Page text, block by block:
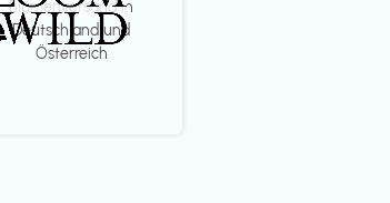
Blumenversand in
Deutschland und
Österreich